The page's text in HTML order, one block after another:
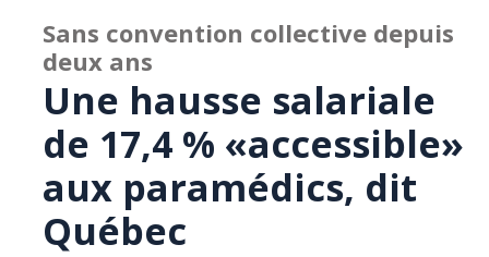
Sans convention collective depuis
deux ans
Une hausse salariale
de 17,4 % «accessible»
aux paramédics, dit
Québec